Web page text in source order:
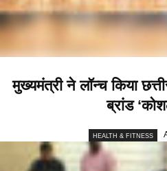
मुख्यमंत्री ने लॉन्च किया
ब्रांड
HEALTH & FITNESS